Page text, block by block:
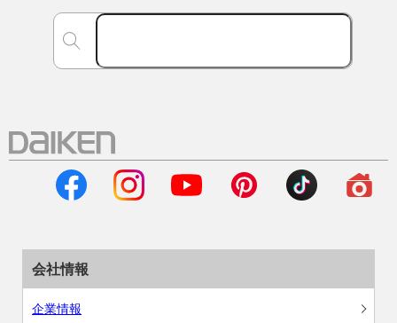
会社情報
企業情報